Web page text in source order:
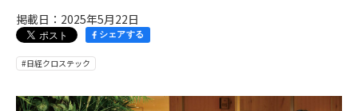
掲載日：2025年5月22日
シェアする
#日経クロステック